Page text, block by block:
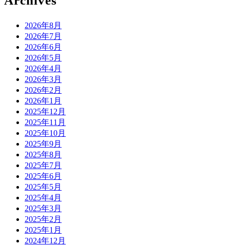
2026年8月
2026年7月
2026年6月
2026年5月
2026年4月
2026年3月
2026年2月
2026年1月
2025年12月
2025年11月
2025年10月
2025年9月
2025年8月
2025年7月
2025年6月
2025年5月
2025年4月
2025年3月
2025年2月
2025年1月
2024年12月